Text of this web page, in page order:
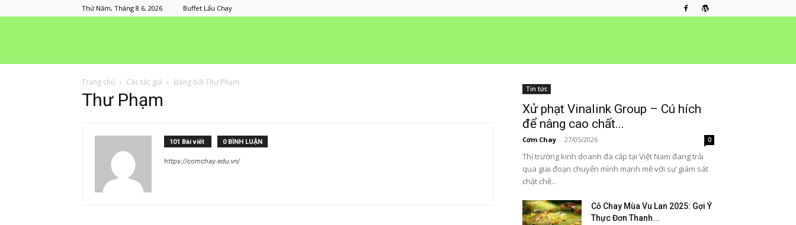
Thứ Năm, Tháng 8 6, 2026 Buffet Lẩu Chay
Trang chủ Các tác giả Đăng bởi Thư Phạm
Thư Phạm
101 Bài viết 0 BÌNH LUẬN
https://comchay.edu.vn/
Tin tức
Xử phạt Vinalink Group – Cú hích
để nâng cao chất...
Cơm Chay - 27/05/2026 0
Thị trường kinh doanh đa cấp tại Việt Nam đang trải
qua giai đoạn chuyển mình mạnh mẽ với sự giám sát
chặt chẽ...
Cỗ Chay Mùa Vu Lan 2025: Gợi Ý
Thực Đơn Thanh...